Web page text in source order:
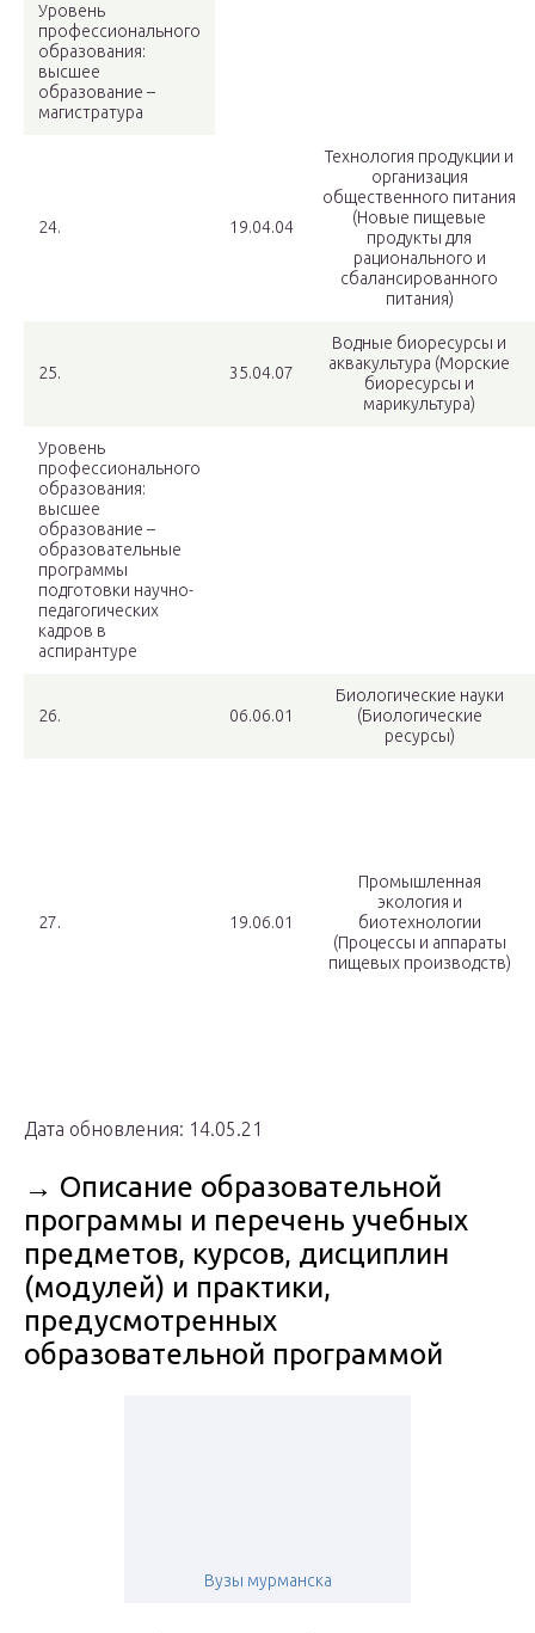
Уровень
профессионального
образования:
высшее
образование –
магистратура
24. 19.04.04
Технология продукции и
организация
общественного питания
(Новые пищевые
продукты для
рационального и
сбалансированного
питания)
25. 35.04.07
Водные биоресурсы и
аквакультура (Морские
биоресурсы и
марикультура)
Уровень
профессионального
образования:
высшее
образование –
образовательные
программы
подготовки научно-
педагогических
кадров в
аспирантуре
26. 06.06.01
Биологические науки
(Биологические
ресурсы)
27. 19.06.01
Промышленная
экология и
биотехнологии
(Процессы и аппараты
пищевых производств)
Дата обновления: 14.05.21
→ Описание образовательной
программы и перечень учебных
предметов, курсов, дисциплин
(модулей) и практики,
предусмотренных
образовательной программой
Вузы мурманска